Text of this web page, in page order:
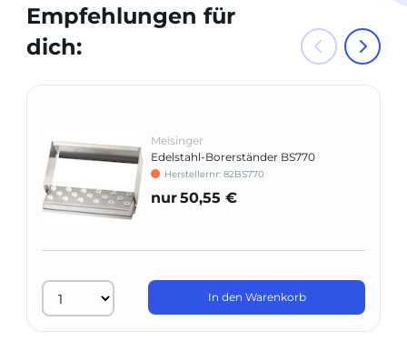
Empfehlungen für
dich:
Meisinger
Edelstahl-Borerständer BS770
Herstellernr: 82BS770
nur50,55 €
In den Warenkorb